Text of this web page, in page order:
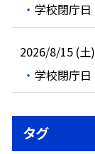
学校閉庁日
2026/8/15 (土)
学校閉庁日
タグ